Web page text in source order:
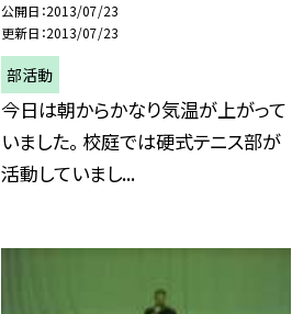
公開日 2013/07/23
更新日 2013/07/23
部活動
今日は朝からかなり気温が上がって
いました。 校庭では硬式テニス部が
活動していまし...